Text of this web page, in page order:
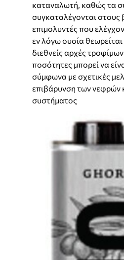
καταναλωτή, καθώς τα
συγκαταλέγονται στους
επιμολυντές που
εν λόγω ουσία
διεθνείς αρχές
ποσότητες μπορεί να
σύμφωνα με σχετικές
επιβάρυνση των νεφρών
συστήματος